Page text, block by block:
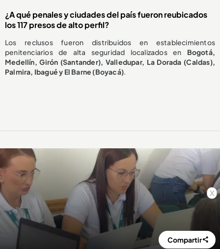
x
¿A qué penales y ciudades del país fueron reubicados
los 117 presos de alto perfil?
Los reclusos fueron distribuidos en establecimientos
penitenciarios de alta seguridad localizados en Bogotá,
Medellín, Girón (Santander), Valledupar, La Dorada (Caldas),
Palmira, Ibagué y El Barne (Boyacá).
Compartir